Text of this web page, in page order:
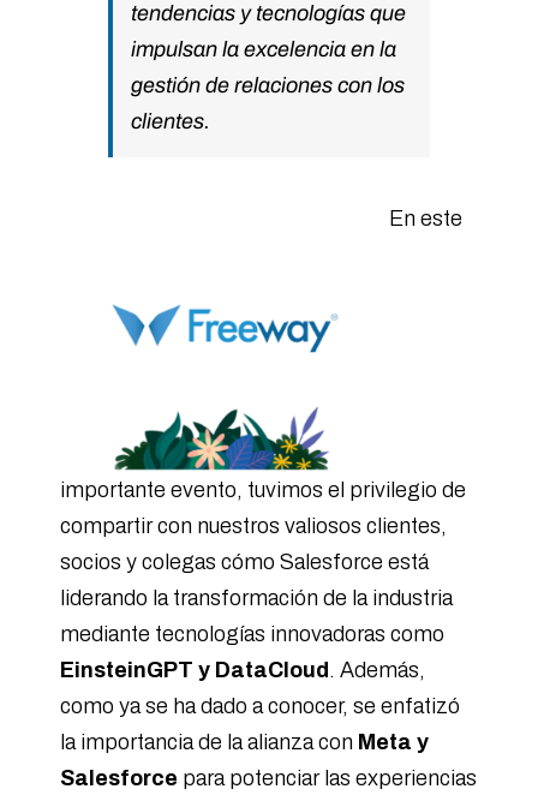
tendencias y tecnologías que
impulsan la excelencia en la
gestión de relaciones con los
clientes.
En este
importante evento, tuvimos el privilegio de
compartir con nuestros valiosos clientes,
socios y colegas cómo Salesforce está
liderando la transformación de la industria
mediante tecnologías innovadoras como
EinsteinGPT y DataCloud . Además,
como ya se ha dado a conocer, se enfatizó
la importancia de la alianza con Meta y
Salesforce para potenciar las experiencias